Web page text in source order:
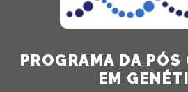
PROGRAMA DA PÓS
EM